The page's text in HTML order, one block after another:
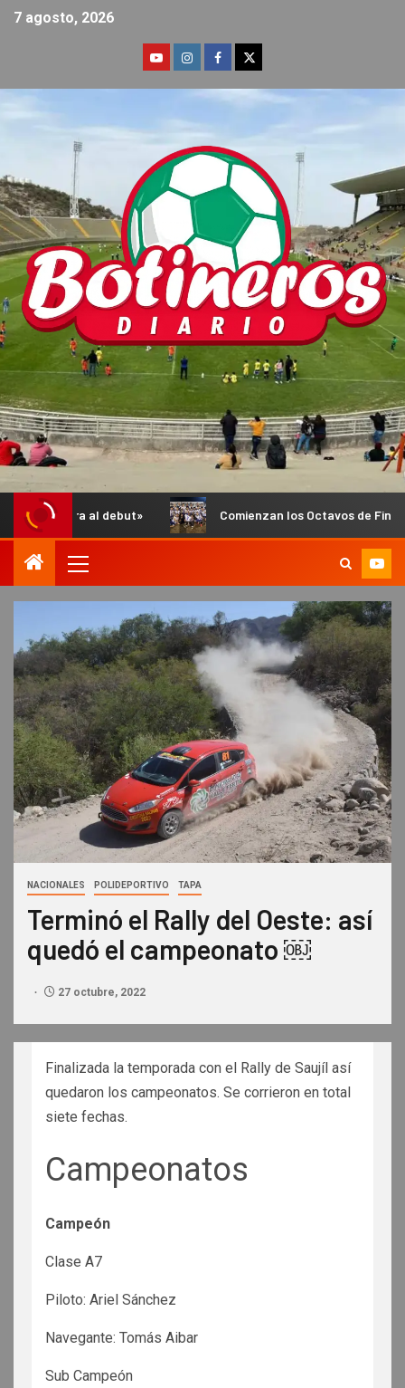
7 agosto, 2026
Comienzan los Octavos de Final del Anual de
NACIONALES POLIDEPORTIVO TAPA
Terminó el Rally del Oeste: así
quedó el campeonato ￼
27 octubre, 2022
Finalizada la temporada con el Rally de Saujíl así
quedaron los campeonatos. Se corrieron en total
siete fechas.
Campeonatos
Campeón
Clase A7
Piloto: Ariel Sánchez
Navegante: Tomás Aibar
Sub Campeón